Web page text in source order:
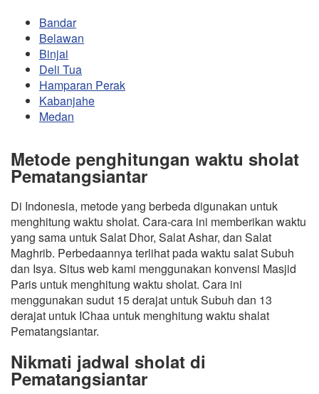
Bandar
Belawan
Binjai
Deli Tua
Hamparan Perak
Kabanjahe
Medan
Metode penghitungan waktu sholat
Pematangsiantar
Di Indonesia, metode yang berbeda digunakan untuk
menghitung waktu sholat. Cara-cara ini memberikan waktu
yang sama untuk Salat Dhor, Salat Ashar, dan Salat
Maghrib. Perbedaannya terlihat pada waktu salat Subuh
dan Isya. Situs web kami menggunakan konvensi Masjid
Paris untuk menghitung waktu sholat. Cara ini
menggunakan sudut 15 derajat untuk Subuh dan 13
derajat untuk IChaa untuk menghitung waktu shalat
Pematangsiantar.
Nikmati jadwal sholat di
Pematangsiantar